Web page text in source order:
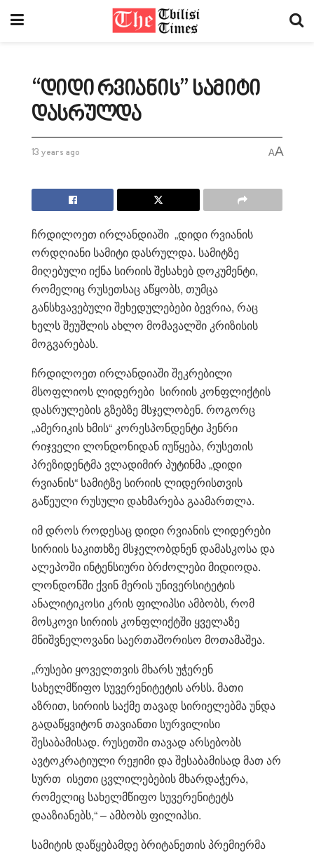
“დიდი რვიანის” სამიტი
დასრულდა
13 years ago AA
ჩრდილოეთ ირლანდიაში „დიდი რვიანის
ორდღიანი სამიტი დასრულდა. სამიტზე
მიღებული იქნა სირიის შესახებ დოკუმენტი,
რომელიც რუსეთსაც აწყობს, თუმცა
განსხვავებული შეხედულებები ბევრია, რაც
ხელს შეუშლის ახლო მომავალში კრიზისის
მოგვარებას.
ჩრდილოეთ ირლანდიაში შეკრებილი
მსოფლიოს ლიდერები სირიის კონფლიქტის
დასრულების გზებზე მსჯელობენ. როგორც
„ამერიკის ხმის“ კორესპონდენტი ჰენრი
რიჯველი ლონდონიდან იუწყება, რუსეთის
პრეზიდენტმა ვლადიმირ პუტინმა „დიდი
რვიანის“ სამიტზე სირიის ლიდერისთვის
გაწეული რუსული დახმარება გაამართლა.
იმ დროს როდესაც დიდი რვიანის ლიდერები
სირიის საკითხზე მსჯელობდნენ დამასკოსა და
ალეპოში ინტენსიური ბრძოლები მიდიოდა.
ლონდონში ქვინ მერის უნივერსიტეტის
ანალიტიკოსი კრის ფილიპსი ამბობს, რომ
მოსკოვი სირიის კონფლიქტში ყველაზე
მნიშვნელოვანი საერთაშორისო მოთამაშეა.
„რუსები ყოველთვის მხარს უჭერენ
სახელმწიფო სუვერენიტეტის არსს. მათი
აზრით, სირიის საქმე თავად სირიელებმა უნდა
გადაწყვიტონ თავიანთი სურვილისი
შესაბამისად. რუსეთში თავად არსებობს
ავტოკრატიული რეჟიმი და შესაბამისად მათ არ
სურთ ისეთი ცვლილებების მხარდაჭერა,
რომელიც სახელმწიფო სუვერენიტეტს
დააზიანებს,“ – ამბობს ფილიპსი.
სამიტის დაწყებამდე ბრიტანეთის პრემიერმა